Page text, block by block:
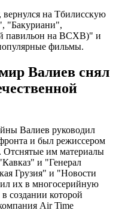
на Тбилисскую
"Бакуриани",
павильон на ВСХВ)" и
фильмы.
Валиев снял
Валиев руководил
и был режиссером
Отснятые им материалы
и "Генерал
Грузия" и "Новости
их в многосерийную
создании которой
Air Time